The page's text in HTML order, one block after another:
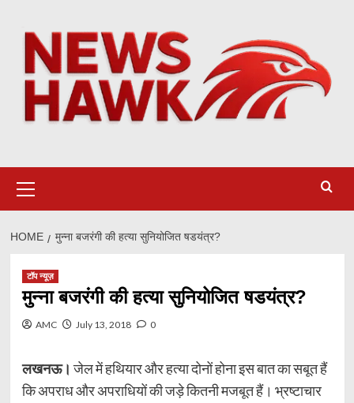
content
Menu
HOME मुन्ना बजरंगी की हत्या सुनियोजित षडयंत्र?
टॉप न्यूज़
मुन्ना बजरंगी की हत्या सुनियोजित षडयंत्र?
AMC July 13, 2018 0
लखनऊ। जेल में हथियार और हत्या दोनों होना इस बात का सबूत हैं
कि अपराध और अपराधियों की जड़े कितनी मजबूत हैं। भ्रष्टाचार